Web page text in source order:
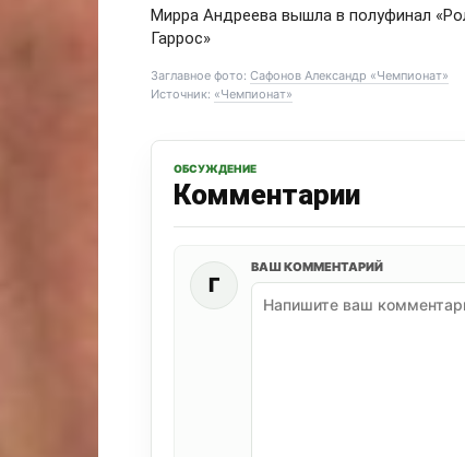
Мирра Андреева вышла в полуфинал
Гаррос»
Заглавное фото: Сафонов Александр «Чемпионат»
Источник: «Чемпионат»
ОБСУЖДЕНИЕ
Комментарии
Г
ВАШ КОММЕНТАРИЙ